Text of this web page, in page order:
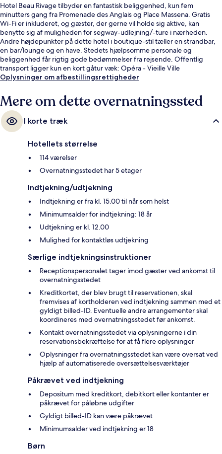
Hotel Beau Rivage tilbyder en fantastisk beliggenhed, kun fem
minutters gang fra Promenade des Anglais og Place Massena. Gratis
Wi-Fi er inkluderet, og gæster, der gerne vil holde sig aktive, kan
benytte sig af muligheden for segway-udlejning/-ture i nærheden.
Andre højdepunkter på dette hotel i boutique-stil tæller en strandbar,
en bar/lounge og en have. Stedets hjælpsomme personale og
beliggenhed får rigtig gode bedømmelser fra rejsende. Offentlig
transport ligger kun en kort gåtur væk: Opéra - Vieille Ville
Sporvognsstation ligger 5 minutter væk og Masséna Sporvognsstation
Oplysninger om afbestillingsrettigheder
Mere om dette overnatningssted
I korte træk
Hotellets størrelse
114 værelser
Overnatningsstedet har 5 etager
Indtjekning/udtjekning
Indtjekning er fra kl. 15.00 til når som helst
Minimumsalder for indtjekning: 18 år
Udtjekning er kl. 12.00
Mulighed for kontaktløs udtjekning
Særlige indtjekningsinstruktioner
Receptionspersonalet tager imod gæster ved ankomst til
overnatningsstedet
Kreditkortet, der blev brugt til reservationen, skal
fremvises af kortholderen ved indtjekning sammen med et
gyldigt billed-ID. Eventuelle andre arrangementer skal
koordineres med overnatningsstedet før ankomst.
Kontakt overnatningsstedet via oplysningerne i din
reservationsbekræftelse for at få flere oplysninger
Oplysninger fra overnatningsstedet kan være oversat ved
hjælp af automatiserede oversættelsesværktøjer
Påkrævet ved indtjekning
Depositum med kreditkort, debitkort eller kontanter er
påkrævet for påløbne udgifter
Gyldigt billed-ID kan være påkrævet
Minimumsalder ved indtjekning er 18
Børn